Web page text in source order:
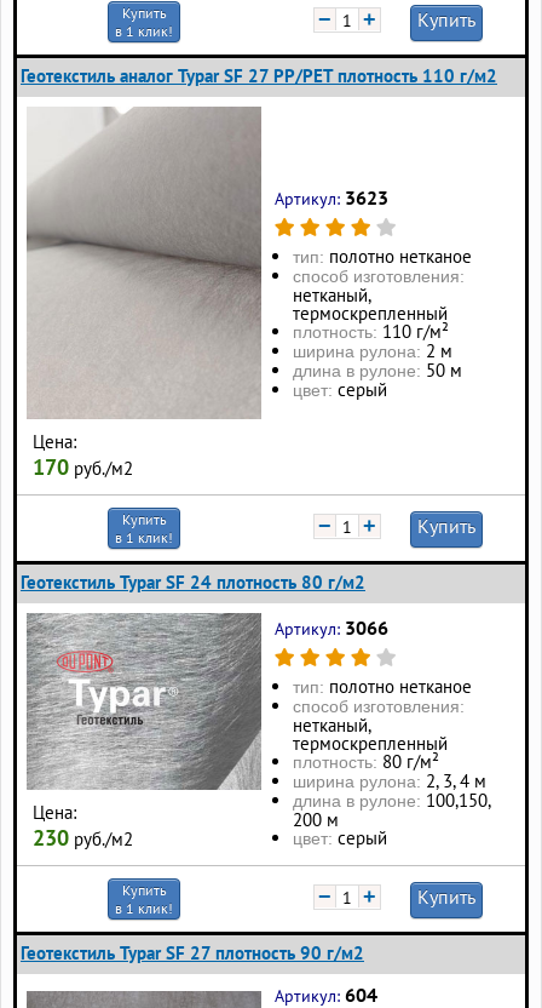
Купить
в 1 клик!
− + Купить
Геотекстиль аналог Typar SF 27 PP/PET плотность 110 г/м2
Цена:
170 руб./м2
Артикул: 3623
тип: полотно нетканое
способ изготовления:
нетканый,
термоскрепленный
плотность: 110 г/м²
ширина рулона: 2 м
длина в рулоне: 50 м
цвет: серый
Купить
в 1 клик!
− + Купить
Геотекстиль Typar SF 24 плотность 80 г/м2
Цена:
230 руб./м2
Артикул: 3066
тип: полотно нетканое
способ изготовления:
нетканый,
термоскрепленный
плотность: 80 г/м²
ширина рулона: 2, 3, 4 м
длина в рулоне: 100, 150,
200 м
цвет: серый
Купить
в 1 клик!
− + Купить
Геотекстиль Typar SF 27 плотность 90 г/м2
Артикул: 604